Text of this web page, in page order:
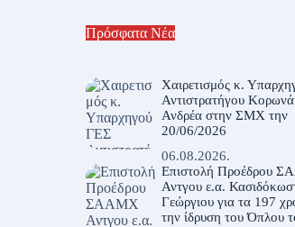
Πρόσφατα Νέα
Χαιρετισμός κ.
Αντιστρατήγου
Ανδρέα στην ΣΜΧ την
20/06/2026
06.08.2026.
Επιστολή Προέδρου
Αντγου ε.α.
Γεώργιου για τα 197
την ίδρυση του Όπλου